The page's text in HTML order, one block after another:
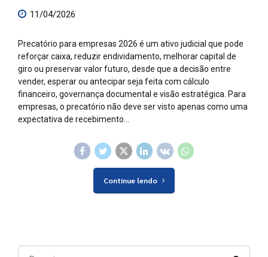
11/04/2026
Precatório para empresas 2026 é um ativo judicial que pode
reforçar caixa, reduzir endividamento, melhorar capital de
giro ou preservar valor futuro, desde que a decisão entre
vender, esperar ou antecipar seja feita com cálculo
financeiro, governança documental e visão estratégica. Para
empresas, o precatório não deve ser visto apenas como uma
expectativa de recebimento...
Continue lendo